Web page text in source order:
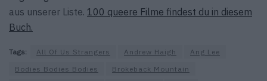
aus unserer Liste. 100 queere Filme findest du in diesem
Buch.
Tags: All Of Us Strangers Andrew Haigh
Ang Lee
Bodies Bodies Bodies
Brokeback Mountain